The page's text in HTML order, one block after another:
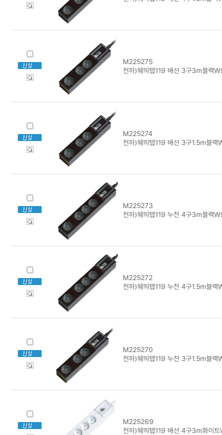
M225275
천하)웨띄탭119 배선 3구3m블랙
M225274
천하)웨띄탭119 배선 3구1.5m블
M225273
천하)웨띄탭119 누전 4구3m블랙
M225272
천하)웨띄탭119 누전 4구1.5m블
M225270
천하)웨띄탭119 누전 3구1.5m블
M225269
천하)웨띄탭119 배선 4구3m화이